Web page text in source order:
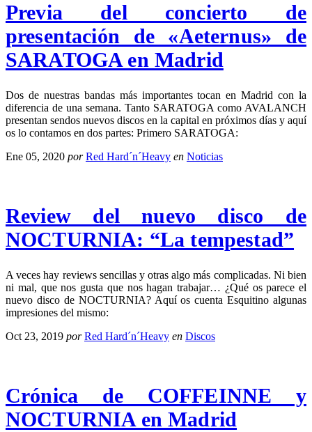
Previa del concierto de
presentación de «Aeternus» de
SARATOGA en Madrid
Dos de nuestras bandas más importantes tocan en Madrid con la
diferencia de una semana. Tanto SARATOGA como AVALANCH
presentan sendos nuevos discos en la capital en próximos días y aquí
os lo contamos en dos partes: Primero SARATOGA:
Ene 05, 2020 por Red Hard´n´Heavy en Noticias
Review del nuevo disco de
NOCTURNIA: “La tempestad”
A veces hay reviews sencillas y otras algo más complicadas. Ni bien
ni mal, que nos gusta que nos hagan trabajar… ¿Qué os parece el
nuevo disco de NOCTURNIA? Aquí os cuenta Esquitino algunas
impresiones del mismo:
Oct 23, 2019 por Red Hard´n´Heavy en Discos
Crónica de COFFEINNE y
NOCTURNIA en Madrid